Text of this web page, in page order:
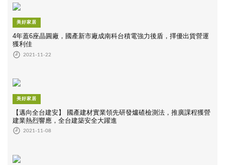
美好家居
4年蓋6座晶圓廠，國產新市廠成南科台積電強力後盾，擇優出貨營運
獲利佳
2021-11-22
美好家居
【邁向全台建安】 國產建材實業領先研發爐碴檢測法，推廣課程獲營
建業熱烈響應，全台建築安全大躍進
2021-11-08